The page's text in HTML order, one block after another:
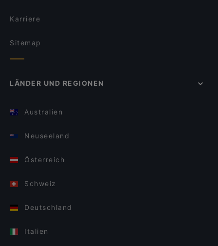
Karriere
Sitemap
LÄNDER UND REGIONEN
Australien
Neuseeland
Österreich
Schweiz
Deutschland
Italien